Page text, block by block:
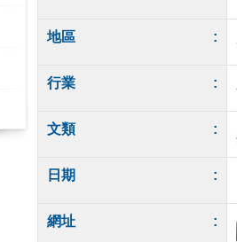
地區 :
行業 :
文類 :
日期 :
網址 :